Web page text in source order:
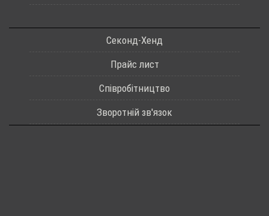
Секонд-Хенд
Прайс лист
Співробітництво
Зворотній зв'язок